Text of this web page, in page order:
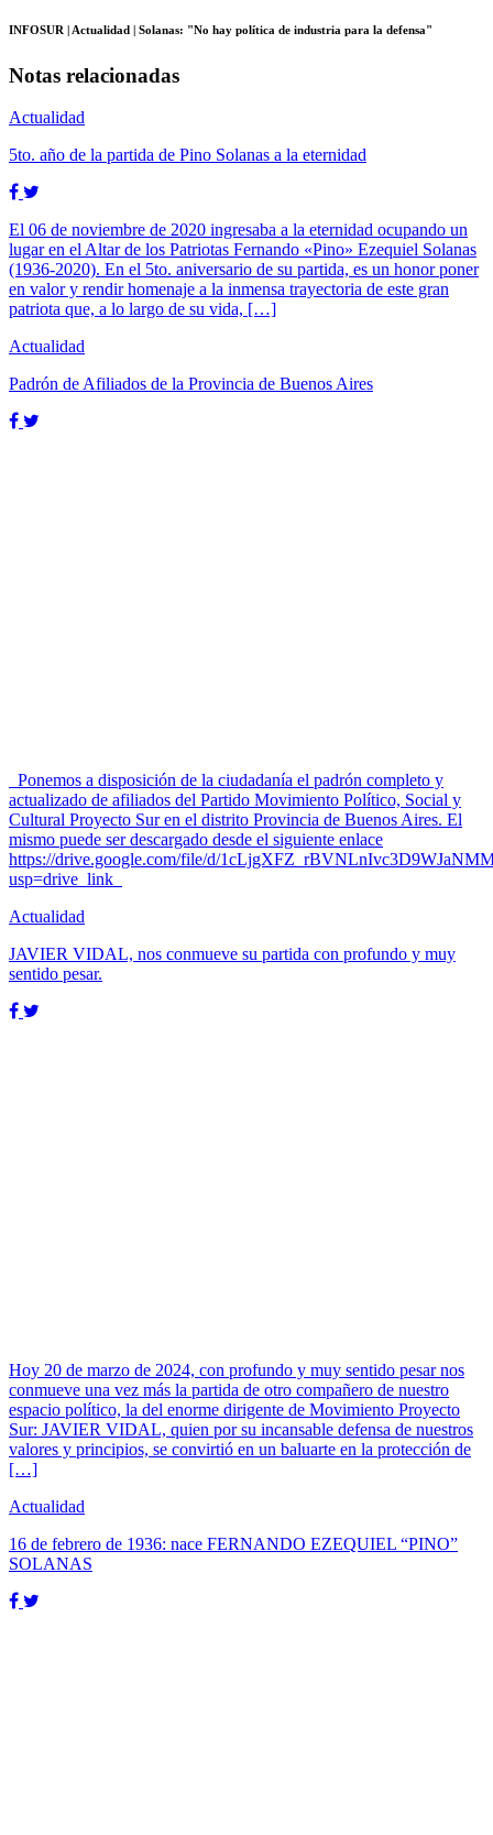
INFOSUR | Actualidad | Solanas: "No hay política de industria para la defensa"
Notas relacionadas
Actualidad
5to. año de la partida de Pino Solanas a la eternidad
El 06 de noviembre de 2020 ingresaba a la eternidad ocupando un
lugar en el Altar de los Patriotas Fernando «Pino» Ezequiel Solanas
(1936-2020). En el 5to. aniversario de su partida, es un honor poner
en valor y rendir homenaje a la inmensa trayectoria de este gran
patriota que, a lo largo de su vida, […]
Actualidad
Padrón de Afiliados de la Provincia de Buenos Aires
Ponemos a disposición de la ciudadanía el padrón completo y
actualizado de afiliados del Partido Movimiento Político, Social y
Cultural Proyecto Sur en el distrito Provincia de Buenos Aires. El
mismo puede ser descargado desde el siguiente enlace
https://drive.google.com/file/d/
usp=drive_link
Actualidad
JAVIER VIDAL, nos conmueve su partida con profundo y muy
sentido pesar.
Hoy 20 de marzo de 2024, con profundo y muy sentido pesar nos
conmueve una vez más la partida de otro compañero de nuestro
espacio político, la del enorme dirigente de Movimiento Proyecto
Sur: JAVIER VIDAL, quien por su incansable defensa de nuestros
valores y principios, se convirtió en un baluarte en la protección de
[…]
Actualidad
16 de febrero de 1936: nace FERNANDO EZEQUIEL “PINO”
SOLANAS